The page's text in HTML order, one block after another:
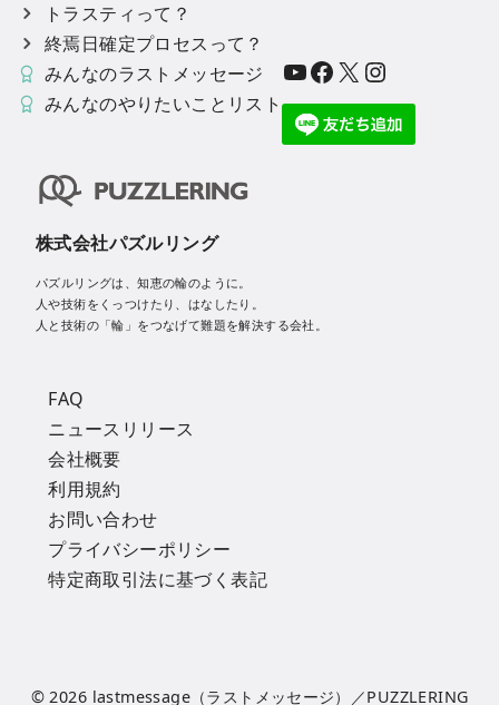
トラスティって？
終焉日確定プロセスって？
みんなのラストメッセージ
みんなのやりたいことリスト
YouTube Facebook X Instagram
株式会社パズルリング
パズルリングは、知恵の輪のように。
人や技術をくっつけたり、はなしたり。
人と技術の「輪」をつなげて難題を解決する会社。
FAQ
ニュースリリース
会社概要
利用規約
お問い合わせ
プライバシーポリシー
特定商取引法に基づく表記
© 2026 lastmessage（ラストメッセージ） ／PUZZLERING